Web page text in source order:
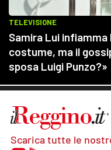
Scarica tutte le